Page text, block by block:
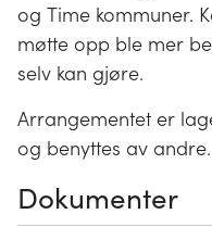
og Time kommuner.
møtte opp ble mer
selv kan gjøre.
Arrangementet er
og benyttes av andre.
Dokumenter